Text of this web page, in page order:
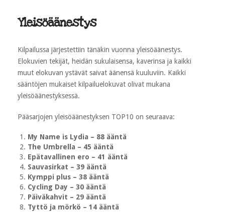
Yleisöäänestys
Kilpailussa järjestettiin tänäkin vuonna yleisöäänestys.
Elokuvien tekijät, heidän sukulaisensa, kaverinsa ja kaikki
muut elokuvan ystävät saivat äänensä kuuluviin. Kaikki
sääntöjen mukaiset kilpailuelokuvat olivat mukana
yleisöäänestyksessä.
Pääsarjojen yleisöäänestyksen TOP10 on seuraava:
My Name is Lydia – 88 ääntä
The Umbrella – 45 ääntä
Epätavallinen ero – 41 ääntä
Sauvasirkat – 39 ääntä
Kymppi plus – 38 ääntä
Cycling Day – 30 ääntä
Päiväkahvit – 29 ääntä
Tyttö ja mörkö – 14 ääntä